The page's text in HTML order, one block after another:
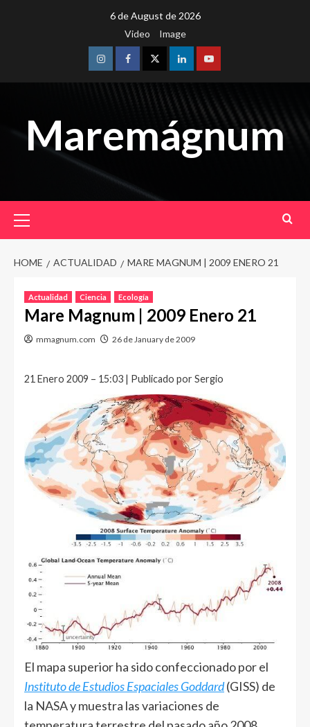
6 de August de 2026
Video
Image
InstagramFacebookTwitterLinkedinYoutube
Maremágnum
Menu
HOME ACTUALIDAD MARE MAGNUM | 2009 ENERO 21
Actualidad Ciencia Ecología
Mare Magnum | 2009 Enero 21
mmagnum.com 26 de January de 2009
21 Enero 2009 – 15:03 | Publicado por Sergio
El mapa superior ha sido confeccionado por el
Instituto de Estudios Espaciales Goddard(GISS) de
la NASA y muestra las variaciones de